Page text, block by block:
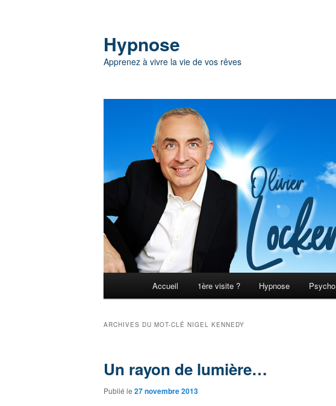
Hypnose
Apprenez à vivre la vie de vos rêves
Aller au contenu principal
Aller au contenu secondaire
Accueil 1ère visite ? Hypnose Psycho
ARCHIVES DU MOT-CLÉ NIGEL KENNEDY
Un rayon de lumière…
Publié le 27 novembre 2013